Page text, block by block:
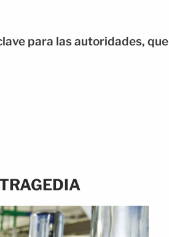
para las autoridades, que